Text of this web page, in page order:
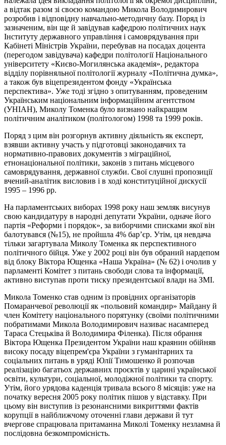
а відтак разом зі своєю командою Микола Володимирович
розробив і відповідну навчально-методичну базу. Поряд із
зазначеним, він ще й завідував кафедрою політичних наук
Інституту державного управління і самоврядування при
Кабінеті Міністрів України, перебував на посадах доцента
(перегодом завідувача) кафедри політології Національного
університету «Києво-Могилянська академія», редактора
відділу порівняльної політології журналу «Політична думка»,
а також був віцепрезидентом фонду «Українська
перспектива». Уже тоді згідно з опитуванням, проведеним
Українським національним інформаційним агентством
(УНІАН), Миколу Томенка було визнано найкращим
політичним аналітиком (політологом) 1998 та 1999 років.
Поряд з цим він розгорнув активну діяльність як експерт,
взявши активну участь у підготовці законодавчих та
нормативно-правових документів з міграційної,
етнонаціональної політики, законів з питань місцевого
самоврядування, державної служби. Свої слушні пропозиції
вчений-аналітик висловив і в ході конституційної дискусії
1995 – 1996 рр.
На парламентських виборах 1998 року наш земляк висунув
свою кандидатуру в народні депутати України, одначе його
партія «Реформи і порядок», за виборчими списками якої він
балотувався (№15), не пройшла 4% бар’єр. Утім, ця невдача
тільки загартувала Миколу Томенка як перспективного
політичного бійця. Уже у 2002 році він був обраний нардепом
від блоку Віктора Ющенка «Наша Україна» (№ 62) і очолив у
парламенті Комітет з питань свободи слова та інформації,
активно виступав проти тиску президентської влади на ЗМІ.
Микола Томенко став одним із провідних організаторів
Помаранчевої революції як «польовий командир» Майдану й
член Комітету національного порятунку (своїми політичними
побратимами Микола Володимирович називає насамперед
Тараса Стецьківа й Володимира Філенка). Після обрання
Віктора Ющенка Президентом України наш краянин обійняв
високу посаду віцепрем'єра України з гуманітарних та
соціальних питань в уряді Юлії Тимошенко й розпочав
реалізацію багатьох державних проєктів у царині української
освіти, культури, соціальної, молодіжної політики та спорту.
Утім, його урядова каденція тривала всього 8 місяців: уже на
початку вересня 2005 року політик пішов у відставку. При
цьому він виступив із резонансними викриттями фактів
корупції в найближчому оточенні глави держави й тут
вчергове спрацювала притаманна Миколі Томенку незламна й
послідовна безкомпромісність.